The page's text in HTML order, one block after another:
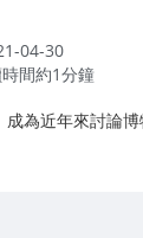
04-30
間約1分鐘
成為近年來討論